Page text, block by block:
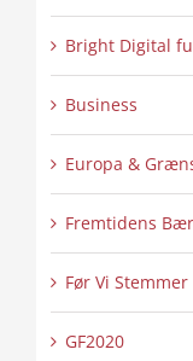
Bright Digital
Business
Europa &
Fremtidens
Før Vi Stemmer
GF2020